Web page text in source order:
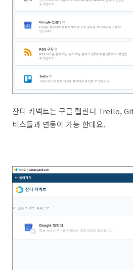
잔디 커넥트는 구글 캘린더 Trello,
비스들과 연동이 가능 한데요.